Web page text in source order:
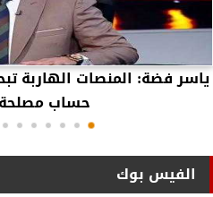
ياسر فضة: المنصات الهاربة
حساب
الفيس بوك